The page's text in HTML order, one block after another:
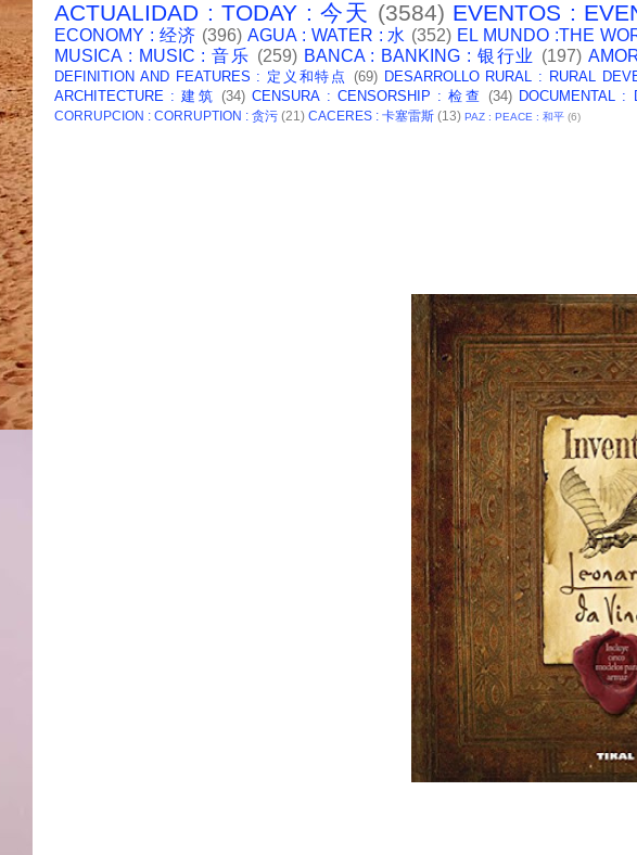
ACTUALIDAD : TODAY : 今天 (3584) EVENTOS :
ECONOMY : 经济 (396) AGUA : WATER : 水 (352) EL MUNDO :THE
MUSICA : MUSIC : 音乐 (259) BANCA : BANKING : 银行业 (197)
DEFINITION AND FEATURES : 定义和特点 (69) DESARROLLO RURAL : RURAL
ARCHITECTURE : 建筑 (34) CENSURA : CENSORSHIP : 检查 (34) DOCUMENTAL :
CORRUPCION : CORRUPTION : 贪污 (21) CACERES : 卡塞雷斯 (13) PAZ : PEACE : 和平 (6)